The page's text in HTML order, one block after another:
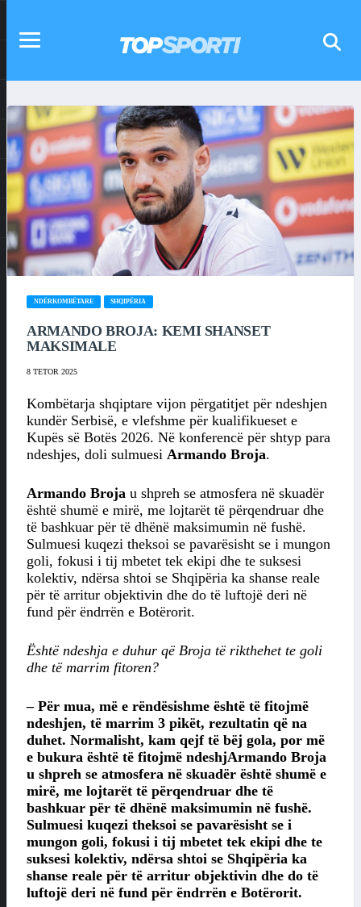
NDËRKOMBËTARE SHQIPËRIA
ARMANDO BROJA: KEMI SHANSET
MAKSIMALE
8 TETOR 2025
Kombëtarja shqiptare vijon përgatitjet për ndeshjen
kundër Serbisë, e vlefshme për kualifikueset e
Kupës së Botës 2026. Në konferencë për shtyp para
ndeshjes, doli sulmuesi Armando Broja.
Armando Broja u shpreh se atmosfera në skuadër
është shumë e mirë, me lojtarët të përqendruar dhe
të bashkuar për të dhënë maksimumin në fushë.
Sulmuesi kuqezi theksoi se pavarësisht se i mungon
goli, fokusi i tij mbetet tek ekipi dhe te suksesi
kolektiv, ndërsa shtoi se Shqipëria ka shanse reale
për të arritur objektivin dhe do të luftojë deri në
fund për ëndrrën e Botërorit.
Është ndeshja e duhur që Broja të rikthehet te goli
dhe të marrim fitoren?
– Për mua, më e rëndësishme është të fitojmë
ndeshjen, të marrim 3 pikët, rezultatin që na
duhet. Normalisht, kam qejf të bëj gola, por më
e bukura është të fitojmë ndeshjArmando Broja
u shpreh se atmosfera në skuadër është shumë e
mirë, me lojtarët të përqendruar dhe të
bashkuar për të dhënë maksimumin në fushë.
Sulmuesi kuqezi theksoi se pavarësisht se i
mungon goli, fokusi i tij mbetet tek ekipi dhe te
suksesi kolektiv, ndërsa shtoi se Shqipëria ka
shanse reale për të arritur objektivin dhe do të
luftojë deri në fund për ëndrrën e Botërorit.